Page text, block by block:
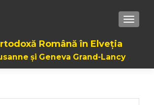
Română în Elveția
și Geneva Grand-Lancy